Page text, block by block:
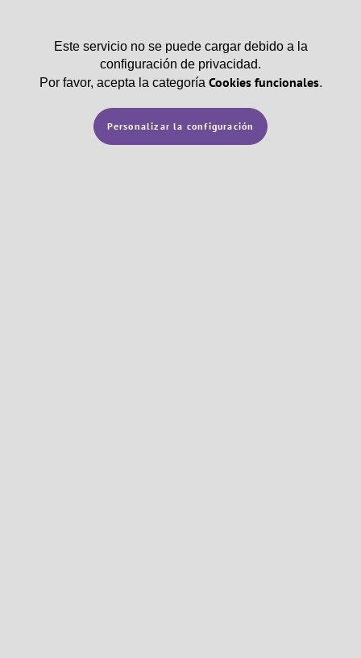
Este servicio no se puede cargar debido a la
configuración de privacidad.
Por favor, acepta la categoría Cookies funcionales.
Personalizar la configuración